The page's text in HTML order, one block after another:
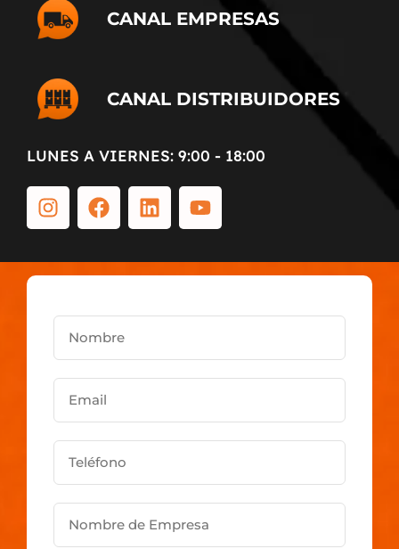
CANAL EMPRESAS
CANAL DISTRIBUIDORES
LUNES A VIERNES: 9:00 - 18:00